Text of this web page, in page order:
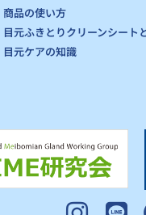
商品の使い方
目元ふきとりクリーンシート
目元ケアの知識